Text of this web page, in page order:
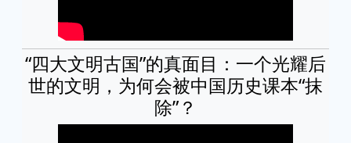
“四大文明古国”的真面目：一个光耀后
世的文明，为何会被中国历史课本“抹
除”？